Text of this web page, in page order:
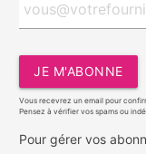
JE M'ABONNE
Vous recevrez un email pour
Pensez à vérifier vos spams ou
Pour gérer vos